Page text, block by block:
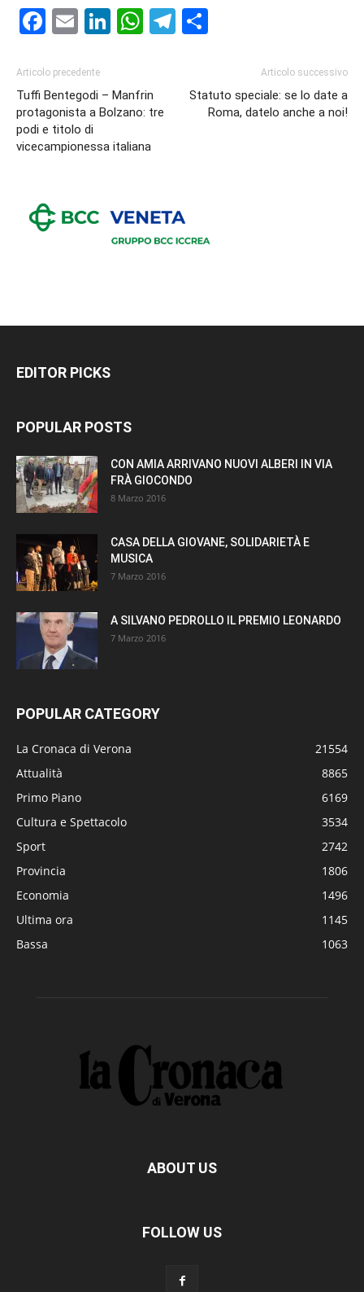
Facebook
EmailLinkedIn
WhatsApp
Telegram
Articolo precedente
Tuffi Bentegodi – Manfrin
protagonista a Bolzano: tre
podi e titolo di
vicecampionessa italiana
Articolo successivo
Statuto speciale: se lo date a
Roma, datelo anche a noi!
EDITOR PICKS
POPULAR POSTS
CON AMIA ARRIVANO NUOVI ALBERI IN VIA
FRÀ GIOCONDO
8 Marzo 2016
CASA DELLA GIOVANE, SOLIDARIETÀ E
MUSICA
7 Marzo 2016
A SILVANO PEDROLLO IL PREMIO LEONARDO
7 Marzo 2016
POPULAR CATEGORY
La Cronaca di Verona
21554
Attualità
8865
Primo Piano
6169
Cultura e Spettacolo
3534
Sport
2742
Provincia
1806
Economia
1496
Ultima ora
1145
Bassa
1063
ABOUT US
FOLLOW US